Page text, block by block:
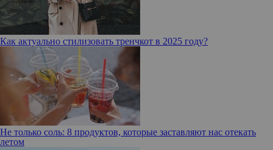
Как актуально стилизовать тренчкот в 2025 году?
Не только соль: 8 продуктов, которые заставляют нас отекать
летом